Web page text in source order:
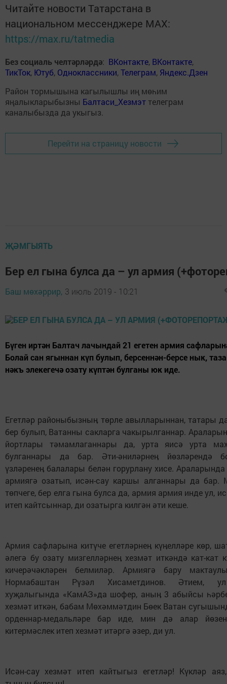
Читайте новости Татарстана в
национальном мессенджере MАХ:
https://max.ru/tatmedia
Без социаль челтәрләрдә: ВКонтакте, ВКонтакте,
ТикТок, Ютуб, Одноклассники,Телеграм, Яндекс.Дзен
Район тормышына кагылышлы иң мөһим
яңалыкларыбызны Балтаси_Хезмэт телеграм
каналыбызда да укыгыз.
Перейти на страницу новости
ҖӘМГЫЯТЬ
Бер ел гына булса да – ул армия
Баш мөхәррир, 3 июль 2019 - 10:21
Бүген иртән Балтач лачындай 21 егетен армия
Болай сан ягыннан күп булып, берсеннән-берсе нык, таза
нәкъ элекегечә озату күптән булганы юк иде.
Егетләр районыбызныӊ төрле авылларыннан, татары
бер булып, Ватанны сакларга чакырылганнар.
йортлары тәмамлаганнары да, урта яисә урта
булганнары да бар. Әти-әниләрнеӊ йөзләрендә
үзләренеӊ балалары белән горурлану хисе. Араларында
армиягә озатып, исән-сау каршы алганнары да
төпчеге, бер елга гына булса да, армия армия инде ул,
итеп кайтсыннар, ди озатырга килгән әти кеше.
Армия сафларына китүче егетләрнеӊ күӊелләре көр,
әлегә бу озату мизгелләрнеӊ хезмәт иткәндә кат-кат
кичерәчәкләрен белмиләр. Армиягә бару
Нормабаштан Рүзәл Хисаметдинов. Әтием,
хуҗалыгында «КамАЗ»да шофер, аныӊ 3 абыйсы
хезмәт иткән, бабам Мөхәммәтдин Бөек Ватан
орденнар-медальләре бар иде, мин дә алар
китермәслек итеп хезмәт итәргә әзер, ди ул.
Исән-сау хезмәт итеп кайтыгыз егетләр! Күкләр